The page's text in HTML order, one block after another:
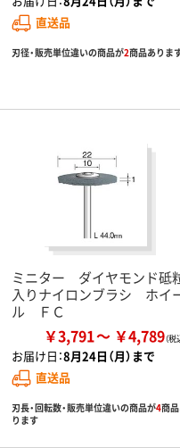
直送品
刃径・販売単位違いの商品が2商品ありま
ミニター ダイヤモンド砥
入りナイロンブラシ ホイ
ル ＦＣ
￥3,791 ￥4,789
お届け日：8月24日（月）まで
直送品
刃長・回転数・販売単位違いの商品が4商
ります